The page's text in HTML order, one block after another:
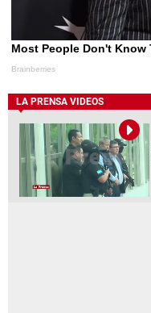
LA PRENSA VIDEOS